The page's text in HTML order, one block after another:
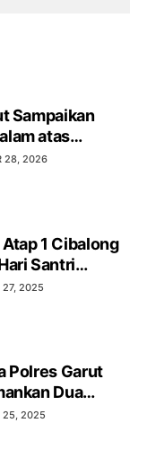
Sampaikan
atas
28, 2026
1 Cibalong
Santri
Diisi
27, 2025
Polres Garut
Dua
Di
25, 2025